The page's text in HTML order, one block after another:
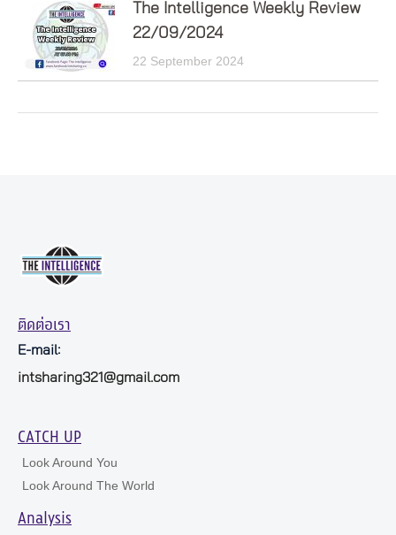
The Intelligence Weekly Review
22/09/2024
22 September 2024
ติดต่อเรา
E-mail:
intsharing321@gmail.com
CATCH UP
Look Around You
Look Around The World
Analysis